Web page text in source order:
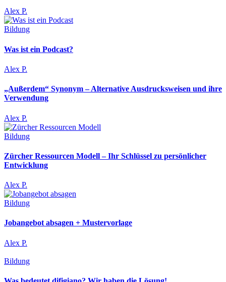
Alex P.
Bildung
Was ist ein Podcast?
Alex P.
„Außerdem“ Synonym – Alternative Ausdrucksweisen und ihre
Verwendung
Alex P.
Bildung
Zürcher Ressourcen Modell – Ihr Schlüssel zu persönlicher
Entwicklung
Alex P.
Bildung
Jobangebot absagen + Mustervorlage
Alex P.
Bildung